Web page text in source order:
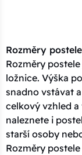
Rozměry
Rozměry
ložnice. Výška
snadno vstávat
celkový vzhled
naleznete i
starší osoby
Rozměry